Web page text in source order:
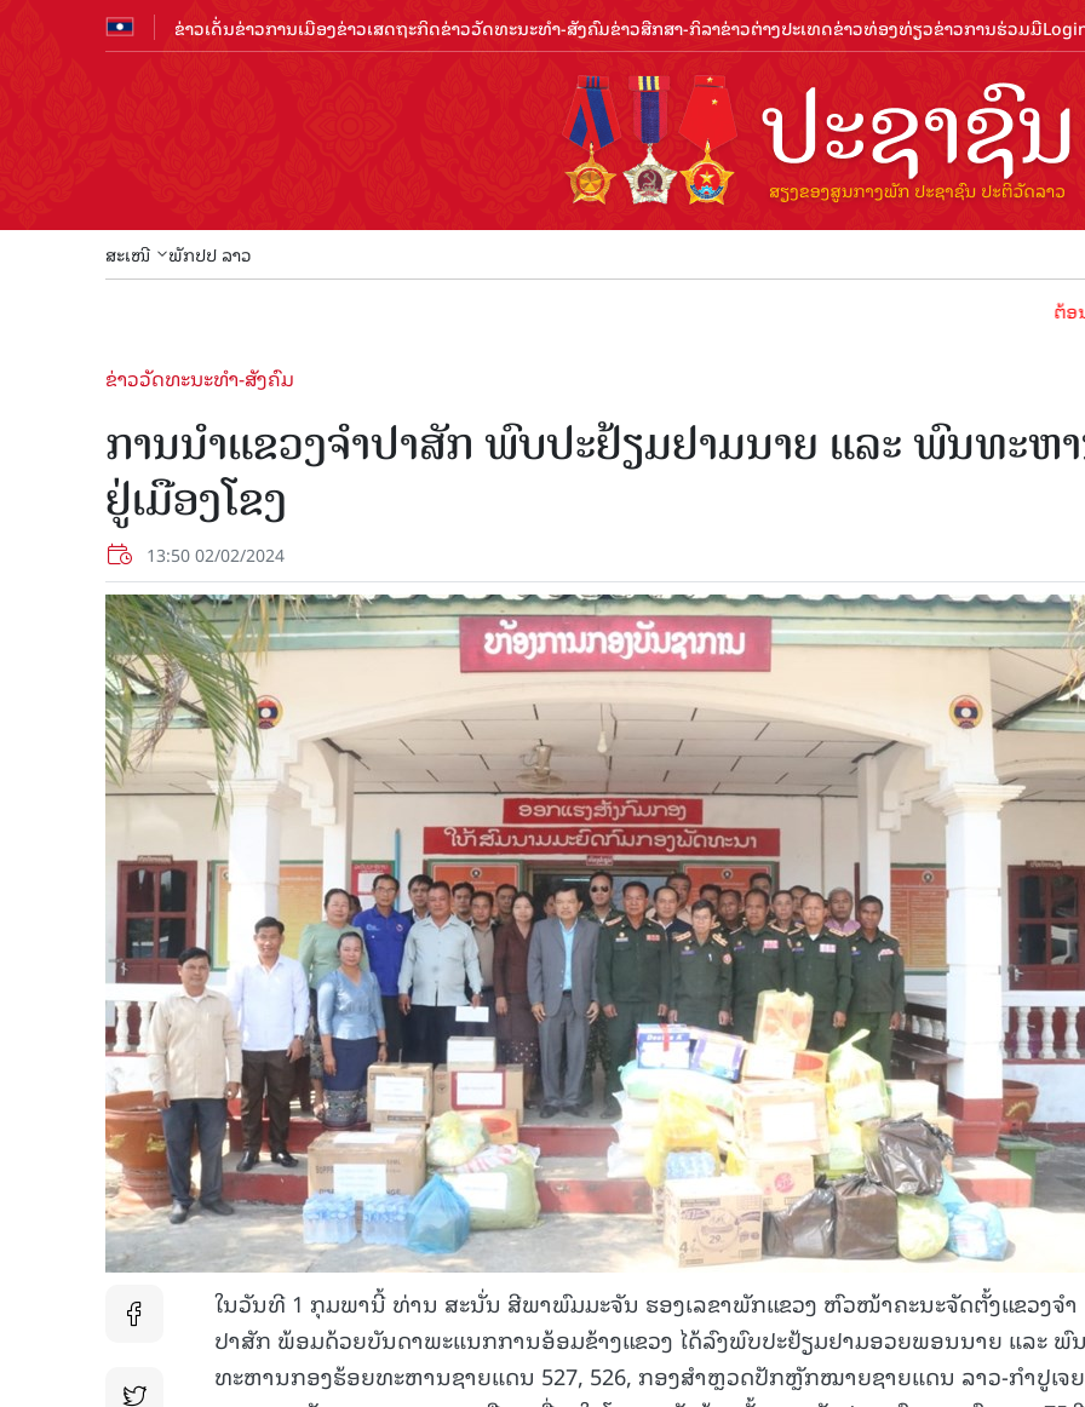
ຂ່າວເດັ່ນຂ່າວການເມືອງຂ່າວເສດຖະກິດຂ່າວວັດທະນະທຳ-ສັງຄົມຂ່າວສືກສາ-ກິລາຂ່າວຕ່າງປະເທດຂ່າວທ່ອງທ່ຽວຂ່າວການຮ່ວມມື
ສະເໜີ ພັກປປ ລາວ
ຕ້ອນຮັບປີທ່
ຂ່າວວັດທະນະທຳ-ສັງຄົມ
ການນຳແຂວງຈຳປາສັກ ພົບປະຢ້ຽມຢາມນາຍ ແລະ ພົນທະຫ
ຢູ່ເມືອງໂຂງ
13:50 02/02/2024
ໃນວັນທີ 1 ກຸມພານີ້ ທ່ານ ສະນັ່ນ ສີພາພົມມະຈັນ ຮອງເລຂາພັກແຂວງ ຫົວໜ້າຄະນະຈັດຕັ້ງແຂວງຈຳ
ປາສັກ ພ້ອມດ້ວຍບັນດາພະແນກການອ້ອມຂ້າງແຂວງ ໄດ້ລົງພົບປະຢ້ຽມຢາມອວຍພອນນາຍ ແລະ ພົ
ທະຫານກອງຮ້ອຍທະຫານຊາຍແດນ 527, 526, ກອງສຳຫຼວດປັກຫຼັກໝາຍຊາຍແດນ ລາວ-ກຳປູເຈຍ